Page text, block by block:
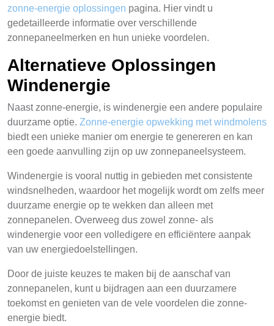
zonne-energie oplossingen pagina. Hier vindt u
gedetailleerde informatie over verschillende
zonnepaneelmerken en hun unieke voordelen.
Alternatieve Oplossingen
Windenergie
Naast zonne-energie, is windenergie een andere populaire
duurzame optie. Zonne-energie opwekking met windmolens
biedt een unieke manier om energie te genereren en kan
een goede aanvulling zijn op uw zonnepaneelsysteem.
Windenergie is vooral nuttig in gebieden met consistente
windsnelheden, waardoor het mogelijk wordt om zelfs meer
duurzame energie op te wekken dan alleen met
zonnepanelen. Overweeg dus zowel zonne- als
windenergie voor een volledigere en efficiëntere aanpak
van uw energiedoelstellingen.
Door de juiste keuzes te maken bij de aanschaf van
zonnepanelen, kunt u bijdragen aan een duurzamere
toekomst en genieten van de vele voordelen die zonne-
energie biedt.